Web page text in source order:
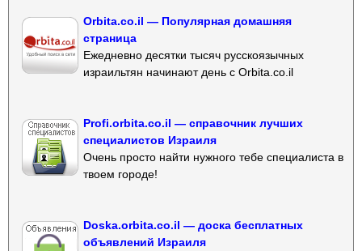
Orbita.co.il — Популярная домашняя
страница
Ежедневно десятки тысяч русскоязычных
израильтян начинают день с Orbita.co.il
Profi.orbita.co.il — справочник лучших
специалистов Израиля
Очень просто найти нужного тебе специалиста в
твоем городе!
Doska.orbita.co.il — доска бесплатных
объявлений Израиля